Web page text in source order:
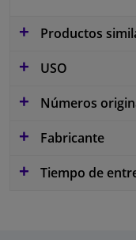
Productos
USO
Números
Fabricante
Tiempo de